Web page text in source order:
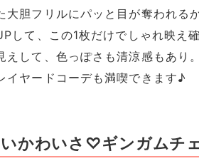
大胆フリルにパッと目が奪われる
して、この1枚だけでしゃれ映え
えして、色っぽさも清涼感もあり
イヤードコーデも満喫できます♪
かわいさ♡ギンガムチ